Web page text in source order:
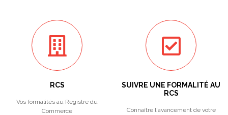
RCS
Vos formalités au Registre du
Commerce
SUIVRE UNE FORMALITÉ AU
RCS
Connaître l'avancement de votre